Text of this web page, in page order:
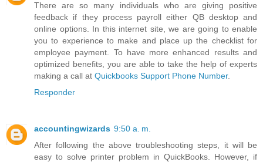
There are so many individuals who are giving positive
feedback if they process payroll either QB desktop and
online options. In this internet site, we are going to enable
you to experience to make and place up the checklist for
employee payment. To have more enhanced results and
optimized benefits, you are able to take the help of experts
making a call at Quickbooks Support Phone Number.
Responder
accountingwizards 9:50 a. m.
After following the above troubleshooting steps, it will be
easy to solve printer problem in QuickBooks. However, if